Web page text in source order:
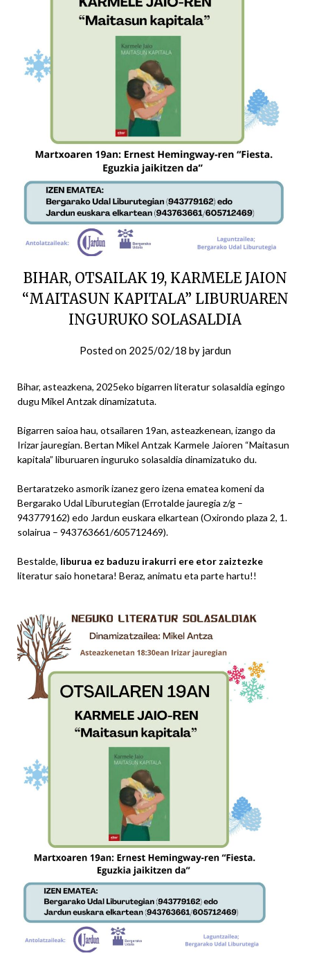
BIHAR, OTSAILAK 19, KARMELE JAION
“MAITASUN KAPITALA” LIBURUAREN
INGURUKO SOLASALDIA
Posted on 2025/02/18 by jardun
Bihar, asteazkena, 2025eko bigarren literatur solasaldia egingo
dugu Mikel Antzak dinamizatuta.
Bigarren saioa hau, otsailaren 19an, asteazkenean, izango da
Irizar jauregian. Bertan Mikel Antzak Karmele Jaioren “Maitasun
kapitala” liburuaren inguruko solasaldia dinamizatuko du.
Bertaratzeko asmorik izanez gero izena ematea komeni da
Bergarako Udal Liburutegian (Errotalde jauregia z/g –
943779162) edo Jardun euskara elkartean (Oxirondo plaza 2, 1.
solairua – 943763661/605712469).
Bestalde, liburua ez baduzu irakurri ere etor zaiztezke
literatur saio honetara! Beraz, animatu eta parte hartu!!